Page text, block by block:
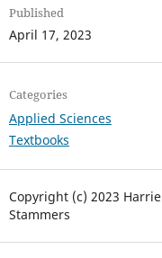
Published
April 17, 2023
Categories
Applied Sciences
Textbooks
Copyright (c) 2023
Stammers